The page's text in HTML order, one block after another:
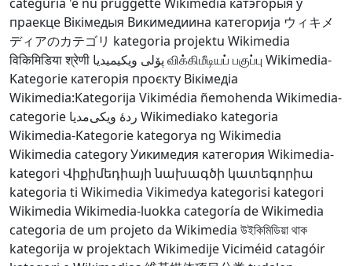
праекце Вікімедыя Викимедиина категорија ウィキメ
ディアのカテゴリ kategoria projektu Wikimedia
विकिमिडिया श्रेणी پۆلی ویکیمیدیا விக்கிமீடியப் பகுப்பு Wikimedia-
Kategorie категорія проєкту Вікімедіа
Wikimedia:Kategorija Vikimédia ñemohenda Wikimedia-
categorie ردهٔ ویکی‌مدیا Wikimediako kategoria
Wikimedia-Kategorie kategorya ng Wikimedia
Wikimedia categoryУикимедия категория Wikimedia-
kategori Վիքիմեդիայի նախագծի կատեգորիա
kategoria ti Wikimedia Vikimedya kategorisi kategori
Wikimedia Wikimedia-luokka categoría de Wikimedia
categoria de um projeto da Wikimedia উইকিমিডিয়া থাক
kategorija w projektach WikimedijeViciméid catagóir